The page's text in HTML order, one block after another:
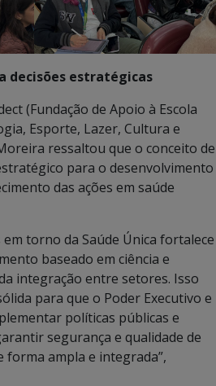
decisões estratégicas
(Fundação de Apoio à Escola
Esporte, Lazer, Cultura e
ressaltou que o conceito de
para o desenvolvimento
das ações em saúde
torno da Saúde Única fortalece
baseado em ciência e
integração entre setores. Isso
para que o Poder Executivo e
políticas públicas e
segurança e qualidade de
forma ampla e integrada”,